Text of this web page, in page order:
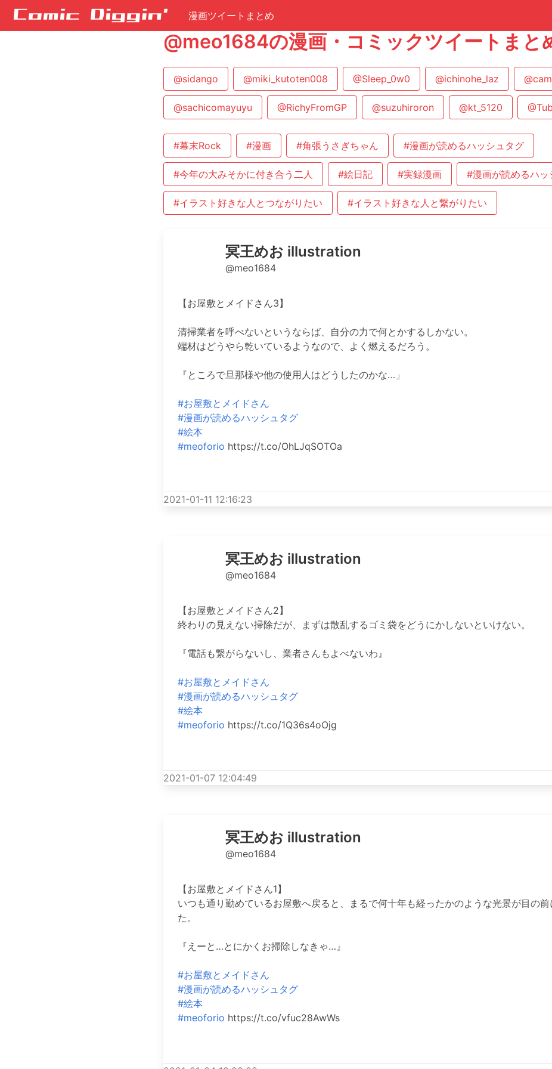
漫画ツイートまとめ
@meo1684の漫画・コミックツイートまと
@sidango @miki_kutoten008 @Sleep_0w0 @ichinohe_laz
@sachicomayuyu @RichyFromGP @suzuhiroron @kt_5120
#幕末Rock #漫画 #角張うさぎちゃん #漫画が読めるハッシュタグ
#今年の大みそかに付き合う二人 #絵日記 #実録漫画 #漫画が読めるハッ
#イラスト好きな人とつながりたい #イラスト好きな人と繋がりたい
冥王めお illustration
@meo1684
【お屋敷とメイドさん3】
清掃業者を呼べないというならば、自分の力で何とかするしかない。
端材はどうやら乾いているようなので、よく燃えるだろう。
『ところで旦那様や他の使用人はどうしたのかな…」
#お屋敷とメイドさん
#漫画が読めるハッシュタグ
#絵本
#meoforio https://t.co/OhLJqSOTOa
2021-01-11 12:16:23
冥王めお illustration
@meo1684
【お屋敷とメイドさん2】
終わりの見えない掃除だが、まずは散乱するゴミ袋をどうにかしないといけない。
『電話も繋がらないし、業者さんもよべないわ』
#お屋敷とメイドさん
#漫画が読めるハッシュタグ
#絵本
#meoforio https://t.co/1Q36s4oOjg
2021-01-07 12:04:49
冥王めお illustration
@meo1684
【お屋敷とメイドさん1】
いつも通り勤めているお屋敷へ戻ると、まるで何十年も経ったかのような光景が目の
た。
『えーと…とにかくお掃除しなきゃ…』
#お屋敷とメイドさん
#漫画が読めるハッシュタグ
#絵本
#meoforio https://t.co/vfuc28AwWs